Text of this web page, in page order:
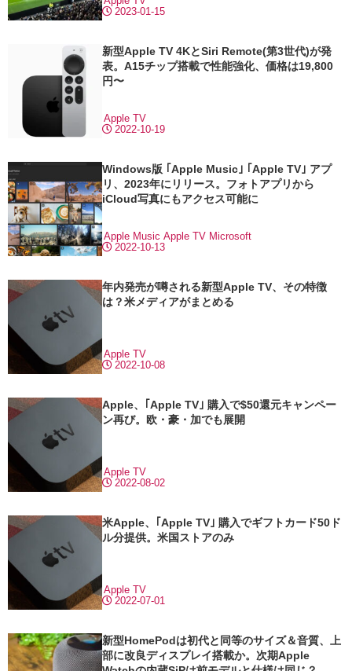
2023-01-15
新型Apple TV 4KとSiri Remote(第3世代)が発
表。A15チップ搭載で性能強化、価格は19,800
円〜
2022-10-19
Apple TV
Windows版 ｢Apple Music｣ ｢Apple TV｣ アプ
リ、2023年にリリース。フォトアプリから
iCloud写真にもアクセス可能に
2022-10-13
Apple Music Apple TV Microsoft
年内発売が噂される新型Apple TV、その特徴
は？米メディアがまとめる
2022-10-08
Apple TV
Apple、｢Apple TV｣ 購入で$50還元キャンペー
ン再び。欧・豪・加でも展開
2022-08-02
Apple TV
米Apple、｢Apple TV｣ 購入でギフトカード50ド
ル分提供。米国ストアのみ
2022-07-01
Apple TV
新型HomePodは初代と同等のサイズ＆音質、上
部に改良ディスプレイ搭載か。次期Apple